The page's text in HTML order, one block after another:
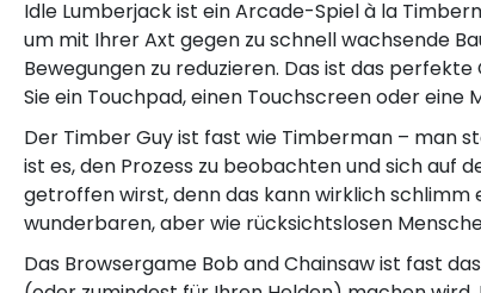
Idle Lumberjack ist ein Arcade-Spiel à la
um mit Ihrer Axt gegen zu schnell wachsende
Bewegungen zu reduzieren. Das ist das
Sie ein Touchpad, einen Touchscreen oder eine
Der Timber Guy ist fast wie Timberman – man
ist es, den Prozess zu beobachten und sich auf
getroffen wirst, denn das kann wirklich schlimm
wunderbaren, aber wie rücksichtslosen
Das Browsergame Bob and Chainsaw ist fast